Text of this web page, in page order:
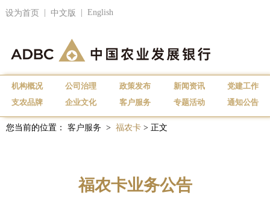
设为首页 中文版 English
机构概况 公司治理 政策发布 新闻资讯
党建工作
支农品牌
企业文化 客户服务 专题活动 通知公告
您当前的位置： 客户服务 > 福农卡 > 正文
福农卡业务公告